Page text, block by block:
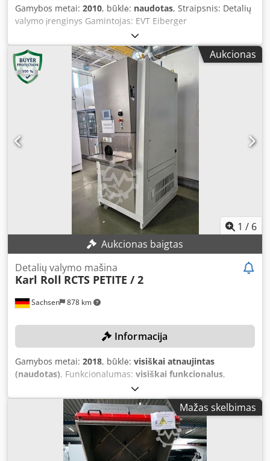
Gamybos metai: 2010, būklė: naudotas, Straipsnis: Detalių
valymo įrenginys Gamintojas: EVT Eiberger
Verfahrenstechnik GmbH Modelis: LIMPIO - PER
Pagaminimo metai: 2010 Tirpiklis: perchloretilenas
Individualiai pritaikyta darbo kamera kaip FRONTTOP
pakrovimo sistema Regeneruojamas adsorbcinis įrenginys
Nuolatinis tirpiklio distiliavimas Kombinuotas vakuuminis
džiovinimas Panardinimo valymas su apiplovimo sistema
Prekių krepšelių sukimo ir pasukimo įtaisas Koncentracijos
ribos stebėtojas Lietimui jautrus valdymo ekranas
Nuotolinės diagnostikos modulis Purkštuvų sistema
Dkedpfx Aezickzsqrsr Antras tirpiklių rezervuaras Keičiamo
filtro blokas su filtro džiovinimu Pakrovimo įranga
Užpildymo ir išleidimo vožtuvai Jungtis prie Batsch-Destille
Techninės priežiūros ištraukimas Autonominis suspausto
oro tiekimas Korpusas iš plexiglaso Jungtis su ritininiu
pakrovimu Prašome kreiptis į mus dėl daugiau informacijos
ir nuotraukų per mail(at) arba
Aukcionas
1 / 6
Aukcionas baigtas
Sachsen 878 km
Detalių valymo mašina
Karl Roll RCTS PETITE / 2
Informacija
Gamybos metai: 2018, būklė: visiškai atnaujintas
(naudotas), Funkcionalumas: visiškai funkcionalus,
15 kg, vidinis aukštis:
vidinis ilgis:260 mm, neigiamas slėgis:10 000 Pa, Nėra
minimalaus kainos – garantuotas pardavimas už
aukščiausią pasiūlytą kainą! Valymo mašina kaip vienos
kameros užliejimo įrenginys su pilnu vakuumu. Mašina
2026 metais buvo kapitališkai suremontuota už 16.800 €
Mažas skelbimas